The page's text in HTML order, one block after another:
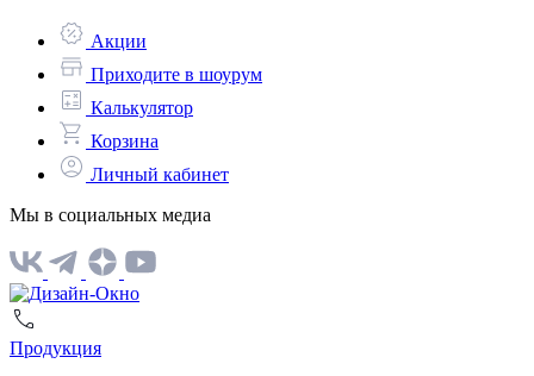
Акции
Приходите в шоурум
Калькулятор
Корзина
Личный кабинет
Мы в социальных медиа
Продукция